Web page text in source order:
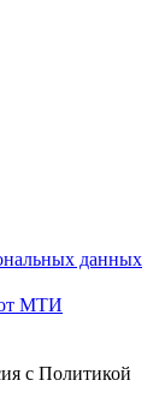
данных
от МТИ
с Политикой